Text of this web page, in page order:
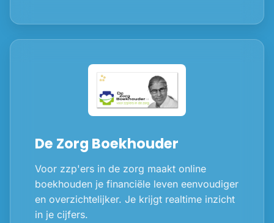
De Zorg Boekhouder
Voor zzp'ers in de zorg maakt online
boekhouden je financiële leven eenvoudiger
en overzichtelijker. Je krijgt realtime inzicht
in je cijfers.